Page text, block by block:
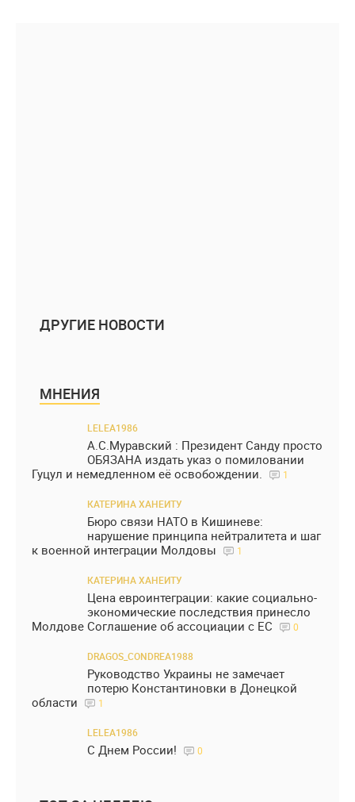
ДРУГИЕ НОВОСТИ
МНЕНИЯ
LELEA1986
А.С.Муравский : Президент Санду просто
ОБЯЗАНА издать указ о помиловании
Гуцул и немедленном её освобождении.
1
КАТЕРИНА ХАНЕИТУ
Бюро связи НАТО в Кишиневе:
нарушение принципа нейтралитета и шаг
к военной интеграции Молдовы
1
КАТЕРИНА ХАНЕИТУ
Цена евроинтеграции: какие социально-
экономические последствия принесло
Молдове Соглашение об ассоциации с ЕС
0
DRAGOS_CONDREA1988
Руководство Украины не замечает
потерю Константиновки в Донецкой
области
1
LELEA1986
С Днем России! 0